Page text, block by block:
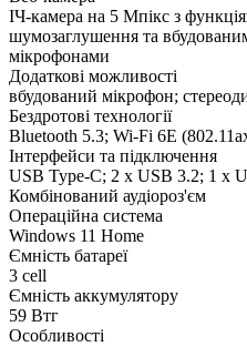
ІЧ-камера на 5 Мпікс з
шумозаглушення та
мікрофонами
Додаткові можливості
вбудований мікрофон;
Бездротові технології
Bluetooth 5.3; Wi-Fi 6E
Інтерфейси та підключення
USB Type-C; 2 х USB 3.2; 1 x
Комбінований аудіороз'єм
Операційна система
Windows 11 Home
Ємність батареї
3 cell
Ємність аккумулятору
59 Втг
Особливості